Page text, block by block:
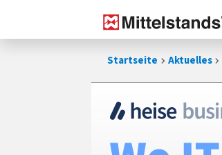
Startseite Aktuelles